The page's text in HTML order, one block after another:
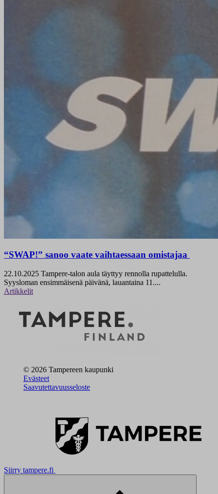
“SWAP!” sanoo vaate vaihtaessaan omistajaa
22.10.2025 Tampere-talon aula täyttyy rennolla rupattelulla.
Syysloman ensimmäisenä päivänä, lauantaina 11....
Artikkelit
© 2026 Tampereen kaupunki
Evästeet
Saavutettavuusseloste
Siirry tampere.fi